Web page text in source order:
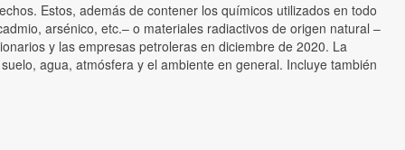
Estos, además de contener los químicos utilizados en todo
arsénico, etc.– o materiales radiactivos de origen natural –
y las empresas petroleras en diciembre de 2020. La
agua, atmósfera y el ambiente en general. Incluye también